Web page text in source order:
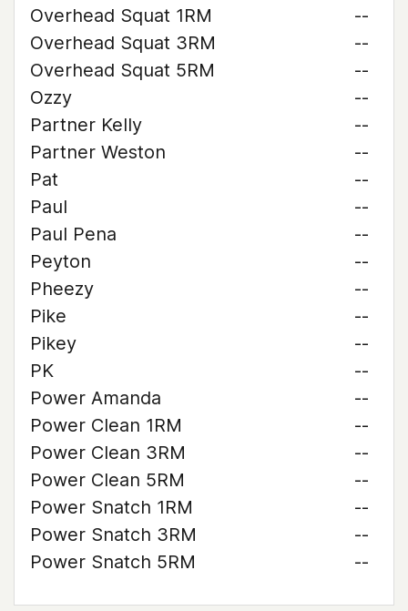
Overhead Squat 1RM
--
Overhead Squat 3RM
--
Overhead Squat 5RM
--
Ozzy
--
Partner Kelly
--
Partner Weston
--
Pat
--
Paul
--
Paul Pena
--
Peyton
--
Pheezy
--
Pike
--
Pikey
--
PK
--
Power Amanda
--
Power Clean 1RM
--
Power Clean 3RM
--
Power Clean 5RM
--
Power Snatch 1RM
--
Power Snatch 3RM
--
Power Snatch 5RM
--